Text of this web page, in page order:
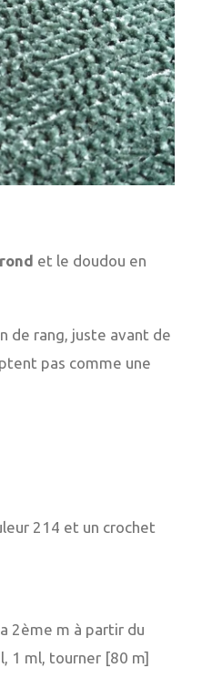
rond et le doudou en
de rang, juste avant de
pas comme une
214 et un crochet
2ème m à partir du
1 ml, tourner [80 m]